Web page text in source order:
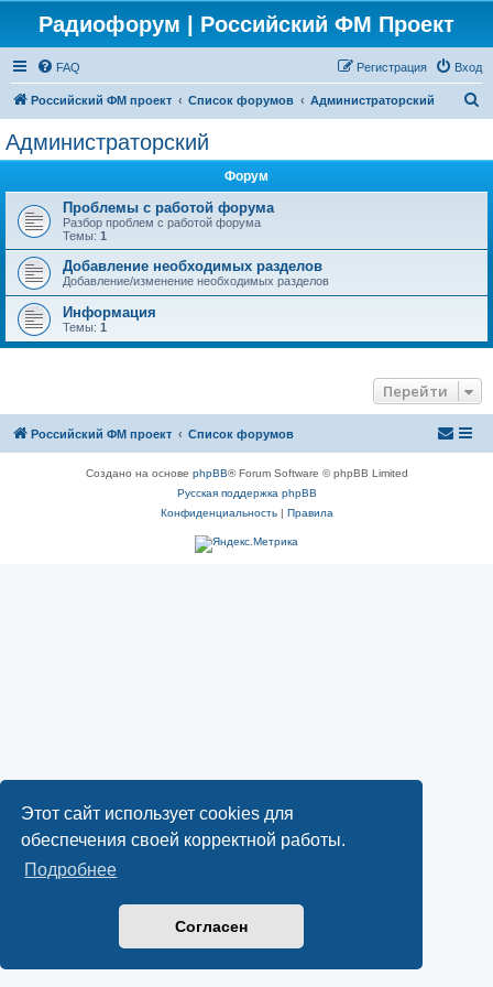
Этот сайт использует cookies для
обеспечения своей корректной работы.
Подробнее
Согласен
Радиофорум | Российский ФМ Проект
FAQ Вход
Регистрация
Российский ФМ проект Список форумов Администраторский
Администраторский
Форум
Проблемы с работой форума
Разбор проблем с работой форума
Темы: 1
Добавление необходимых разделов
Добавление/изменение необходимых разделов
Информация
Темы: 1
Перейти
Российский ФМ проект Список форумов
Создано на основе phpBB® Forum Software © phpBB Limited
Русская поддержка phpBB
Конфиденциальность| Правила